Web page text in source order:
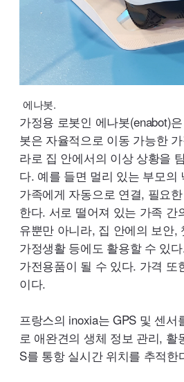
에나봇.
가정용 로봇인 에나봇(enabot)
봇은 자율적으로 이동 가능한
라로 집 안에서의 이상 상황을
다. 예를 들면 멀리 있는 부모의
가족에게 자동으로 연결, 필요
한다. 서로 떨어져 있는 가족 간
유뿐만 아니라, 집 안에의 보안,
가정생활 등에도 활용할 수 있
가전용품이 될 수 있다. 가격 또
이다.
프랑스의 inoxia는GPS 및 센서
로 애완견의 생체 정보 관리,
S를 통항 실시간 위치를 추적한